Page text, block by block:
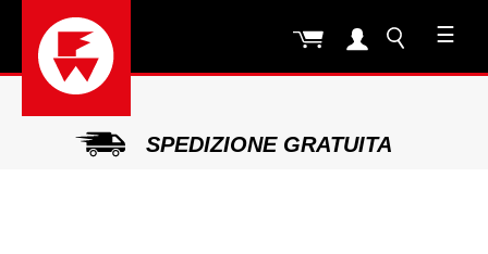
☰
SPEDIZIONE GRATUITA